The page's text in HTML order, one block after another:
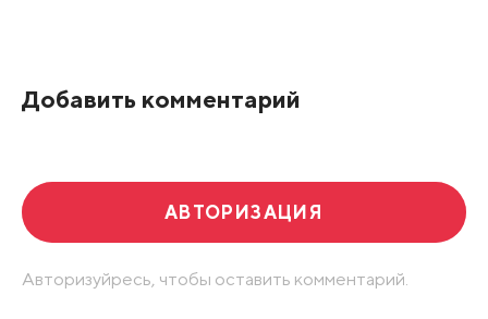
Добавить комментарий
АВТОРИЗАЦИЯ
Авторизуйресь, чтобы оставить комментарий.